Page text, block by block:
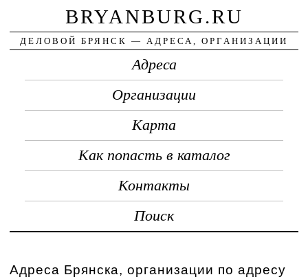
BRYANBURG.RU
ДЕЛОВОЙ БРЯНСК — АДРЕСА, ОРГАНИЗАЦИИ
Адреса
Организации
Карта
Как попасть в каталог
Контакты
Поиск
Адреса Брянска, организации по адресу